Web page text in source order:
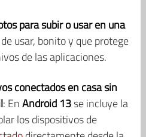
para subir o usar en una
usar, bonito y que protege
de las aplicaciones.
conectados en casa sin
: EnAndroid 13se incluye la
los dispositivos de